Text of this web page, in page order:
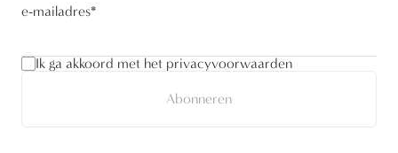
e-mailadres*
Ik ga akkoord met het privacyvoorwaarden
Abonneren